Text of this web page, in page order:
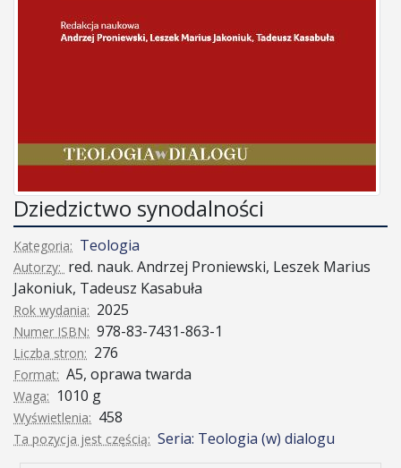
Dziedzictwo synodalności
Kategoria: Teologia
Autorzy: red. nauk. Andrzej Proniewski, Leszek Marius
Jakoniuk, Tadeusz Kasabuła
Rok wydania: 2025
Numer ISBN: 978-83-7431-863-1
Liczba stron: 276
Format: A5, oprawa twarda
Waga: 1010 g
Wyświetlenia: 458
Ta pozycja jest częścią: Seria: Teologia (w) dialogu